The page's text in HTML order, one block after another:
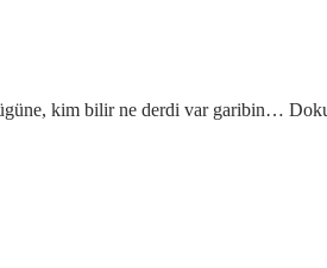
kim bilir ne derdi var garibin…